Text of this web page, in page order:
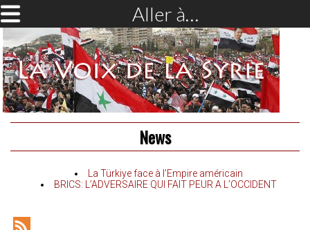
Aller à…
News
La Türkiye face à l’Empire américain
BRICS: L’ADVERSAIRE QUI FAIT PEUR A L’OCCIDENT